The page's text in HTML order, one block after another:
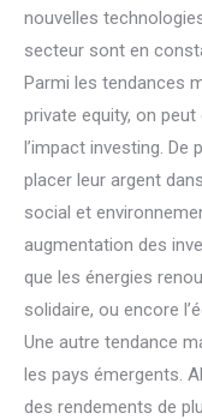
nouvelles
secteur sont en
Parmi les tendances
private equity, on
l’impact investing. De
placer leur argent
social et
augmentation des
que les énergies
solidaire, ou encore
Une autre tendance
les pays émergents.
des rendements de